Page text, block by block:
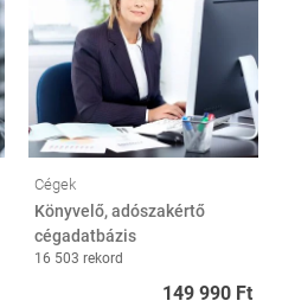
Cégek
Könyvelő, adószakértő
cégadatbázis
16 503 rekord
149 990 Ft